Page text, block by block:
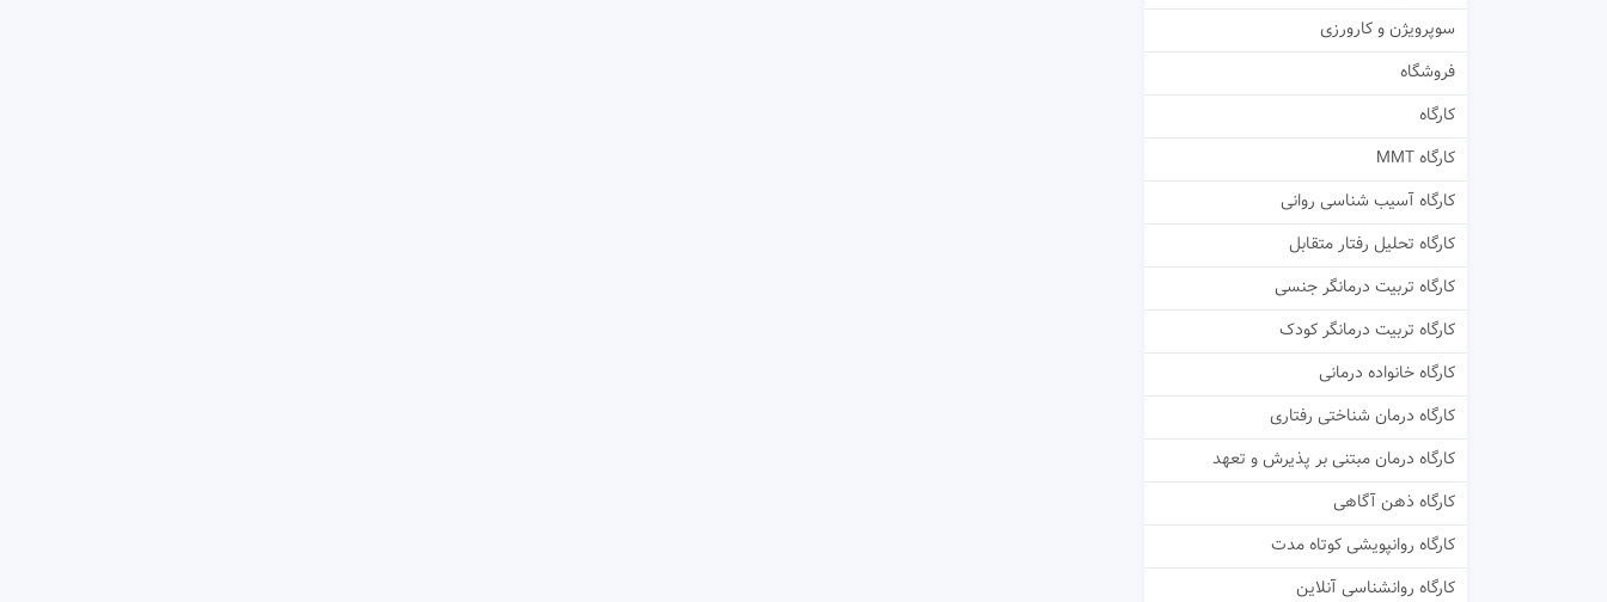
سوپرویژن و کارورزی
فروشگاه
کارگاه
کارگاه MMT
کارگاه آسیب شناسی روانی
کارگاه تحلیل رفتار متقابل
کارگاه تربیت درمانگر جنسی
کارگاه تربیت درمانگر کودک
کارگاه خانواده درمانی
کارگاه درمان شناختی رفتاری
کارگاه درمان مبتنی بر پذیرش و تعهد
کارگاه ذهن آگاهی
کارگاه روانپویشی کوتاه مدت
کارگاه روانشناسی آنلاین